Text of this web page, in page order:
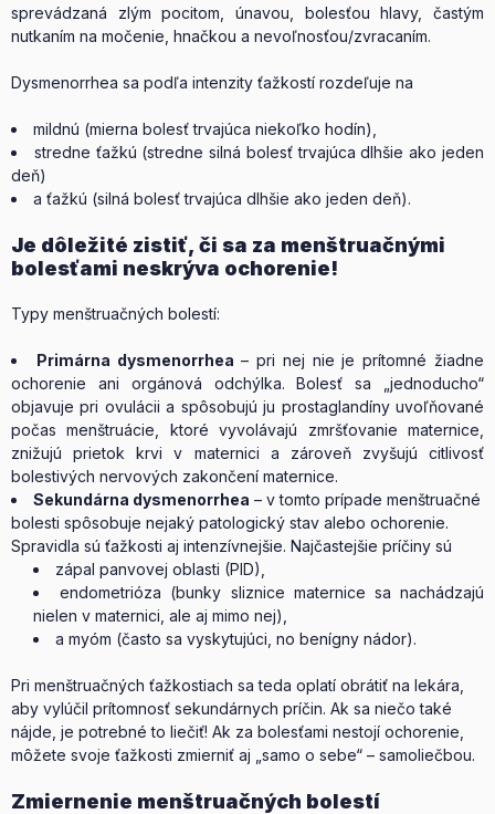
sprevádzaná zlým pocitom, únavou, bolesťou hlavy, častým
nutkaním na močenie, hnačkou a nevoľnosťou/zvracaním.
Dysmenorrhea sa podľa intenzity ťažkostí rozdeľuje na
mildnú (mierna bolesť trvajúca niekoľko hodín),
stredne ťažkú (stredne silná bolesť trvajúca dlhšie ako jeden
deň)
a ťažkú (silná bolesť trvajúca dlhšie ako jeden deň).
Je dôležité zistiť, či sa za menštruačnými
bolesťami neskrýva ochorenie!
Typy menštruačných bolestí:
Primárna dysmenorrhea – pri nej nie je prítomné žiadne
ochorenie ani orgánová odchýlka. Bolesť sa „jednoducho“
objavuje pri ovulácii a spôsobujú ju prostaglandíny uvoľňované
počas menštruácie, ktoré vyvolávajú zmršťovanie maternice,
znižujú prietok krvi v maternici a zároveň zvyšujú citlivosť
bolestivých nervových zakončení maternice.
Sekundárna dysmenorrhea – v tomto prípade menštruačné
bolesti spôsobuje nejaký patologický stav alebo ochorenie.
Spravidla sú ťažkosti aj intenzívnejšie. Najčastejšie príčiny sú
zápal panvovej oblasti (PID),
endometrióza (bunky sliznice maternice sa nachádzajú
nielen v maternici, ale aj mimo nej),
a myóm (často sa vyskytujúci, no benígny nádor).
Pri menštruačných ťažkostiach sa teda oplatí obrátiť na lekára,
aby vylúčil prítomnosť sekundárnych príčin. Ak sa niečo také
nájde, je potrebné to liečiť! Ak za bolesťami nestojí ochorenie,
môžete svoje ťažkosti zmierniť aj „samo o sebe“ – samoliečbou.
Zmiernenie menštruačných bolestí